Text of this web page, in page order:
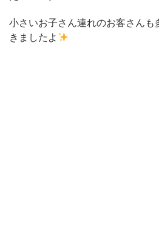
小さいお子さん連れのお客さん
きましたよ